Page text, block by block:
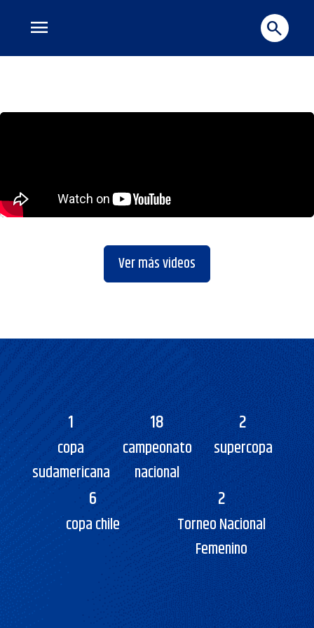
menu search
Ver más videos
1
copa
sudamericana
18
campeonato
nacional
2
supercopa
6
copa chile
2
Torneo Nacional
Femenino